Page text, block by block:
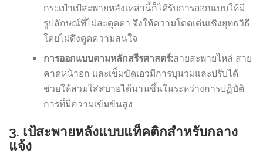
กระเป๋าเป้สะพายหลังเหล่านี้ก็ได้รับการออกแบบให้มี
รูปลักษณ์ที่ไม่สะดุดตา จึงให้ความโดดเด่นเชิงยุทธวิธี
โดยไม่ดึงดูดความสนใจ
การออกแบบตามหลักสรีรศาสตร์:สายสะพายไหล่ สาย
คาดหน้าอก และเข็มขัดเอวมีการบุนวมและปรับได้
ช่วยให้สวมใส่สบายได้นานขึ้นในระหว่างการปฏิบัติ
การที่มีความเข้มข้นสูง
3. เป้สะพายหลังแบบแท็คติกสำหรับกลาง
แจ้ง